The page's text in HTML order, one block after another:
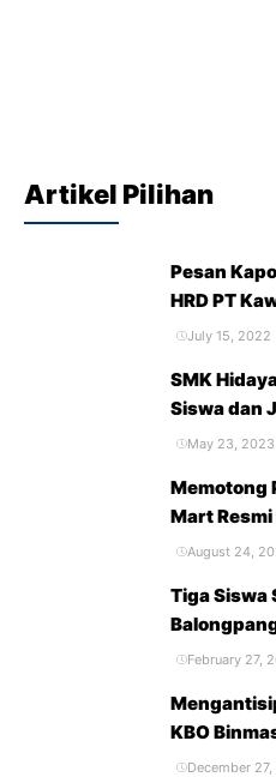
Artikel Pilihan
Pesan
HRD PT
Purna
July 15, 2022
SMK
Siswa dan
May 23, 2023
Memotong
Mart
Belanja
August 24,
Tiga Siswa
February 27,
KBO
Berikan
December